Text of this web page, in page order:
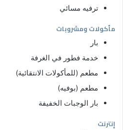
ترفيه مسائي
مأكولات ومشروبات
بار
خدمة فطور في الغرفة
مطعم (للمأكولات الانتقائية)
مطعم (بوفيه)
بار الوجبات الخفيفة
إنترنت